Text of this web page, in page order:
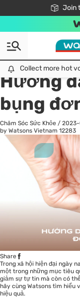
Join
Free24h
Collect more hot
All
Chăm Sóc Cá Nhân
Hướng
bụng
Chăm Sóc Sức Khỏe /
by Watsons Vietnam 12283
Share
Trong xã hội hiện đại ngày
một trong những mục tiêu
giảm sự tự tin mà còn có
hãy cùng Watsons tìm hiểu
hiệu quả.